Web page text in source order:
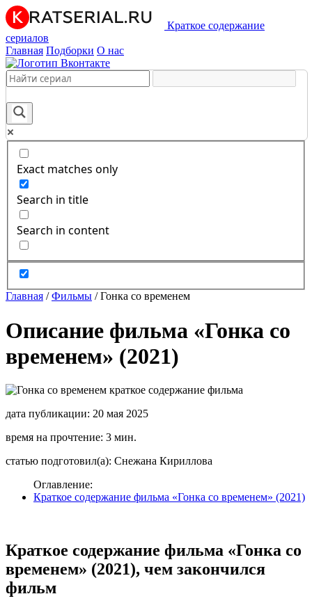
Краткое содержание
сериалов
Главная Подборки О нас
Exact matches only
Search in title
Search in content
Главная /Фильмы /Гонка со временем
Описание фильма «Гонка со
временем» (2021)
дата публикации: 20 мая 2025
время на прочтение: 3 мин.
статью подготовил(а): Снежана Кириллова
Оглавление:
Краткое содержание фильма «Гонка со временем» (2021)
Краткое содержание фильма «Гонка со
временем» (2021), чем закончился
фильм